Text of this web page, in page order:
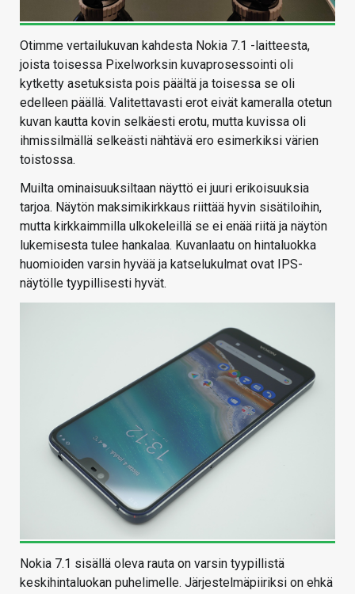
Otimme vertailukuvan kahdesta Nokia 7.1 -laitteesta,
joista toisessa Pixelworksin kuvaprosessointi oli
kytketty asetuksista pois päältä ja toisessa se oli
edelleen päällä. Valitettavasti erot eivät kameralla otetun
kuvan kautta kovin selkäesti erotu, mutta kuvissa oli
ihmissilmällä selkeästi nähtävä ero esimerkiksi värien
toistossa.
Muilta ominaisuuksiltaan näyttö ei juuri erikoisuuksia
tarjoa. Näytön maksimikirkkaus riittää hyvin sisätiloihin,
mutta kirkkaimmilla ulkokeleillä se ei enää riitä ja näytön
lukemisesta tulee hankalaa. Kuvanlaatu on hintaluokka
huomioiden varsin hyvää ja katselukulmat ovat IPS-
näytölle tyypillisesti hyvät.
Nokia 7.1 sisällä oleva rauta on varsin tyypillistä
keskihintaluokan puhelimelle. Järjestelmäpiiriksi on ehkä